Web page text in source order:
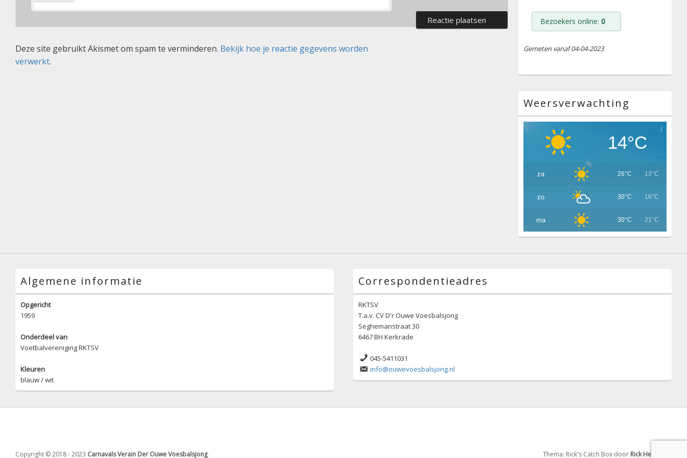
Deze site gebruikt Akismet om spam te verminderen. Bekijk hoe je reactie gegevens worden
verwerkt.
Bezoekers online: 0
Gemeten vanaf 04-04-2023
Weersverwachting
14°C
za 26°C 13°C
zo 30°C 16°C
ma 30°C 21°C
Algemene informatie
Opgericht
1959
Onderdeel van
Voetbalvereniging RKTSV
Kleuren
blauw / wit
Correspondentieadres
RKTSV
T.a.v. CV D'r Ouwe Voesbalsjong
Seghemanstraat 30
6467 BH Kerkrade
045-5411031
info@ouwevoesbalsjong.nl
Copyright © 2018 - 2023 Carnavals Verain Der Ouwe Voesbalsjong. Thema: Rick's Catch Box door Rick Hensgens